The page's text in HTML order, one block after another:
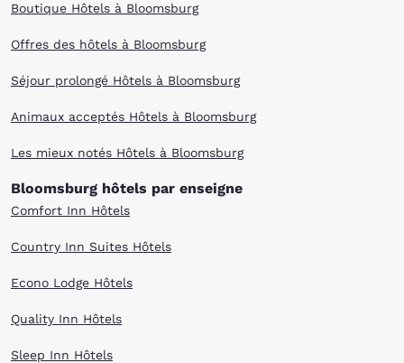
Boutique Hôtels à Bloomsburg
Offres des hôtels à Bloomsburg
Séjour prolongé Hôtels à Bloomsburg
Animaux acceptés Hôtels à Bloomsburg
Les mieux notés Hôtels à Bloomsburg
Bloomsburg hôtels par enseigne
Comfort Inn Hôtels
Country Inn Suites Hôtels
Econo Lodge Hôtels
Quality Inn Hôtels
Sleep Inn Hôtels